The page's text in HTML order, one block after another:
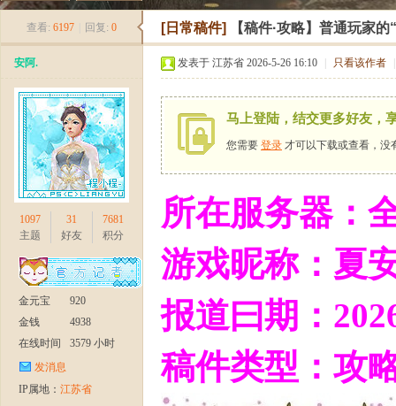
新
天
» › ›
查看: 6197 回复: 0 [日常稿件] 【稿件·攻略】普通玩家的
安阿.
1097
主题
31
好友
7681
积分
金元宝
920
金钱
4938
在线时间
3579 小时
发消息
IP属地： 江苏省
发表于 江苏省 2026-5-26 16:10 只看该作者
马上登陆，结交更多好友，
您需要 登录 才可以下载或查看，没
所在服务器：
游戏昵称：夏
报道曰期：
稿件类型：攻